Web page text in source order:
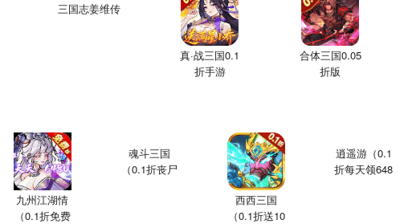
三国志姜维传
真·战三国0.1
折手游
合体三国0.05
折版
九州江湖情
（0.1折免费
魂斗三国
（0.1折丧尸
西西三国
（0.1折送10
逍遥游（0.1
折每天领648